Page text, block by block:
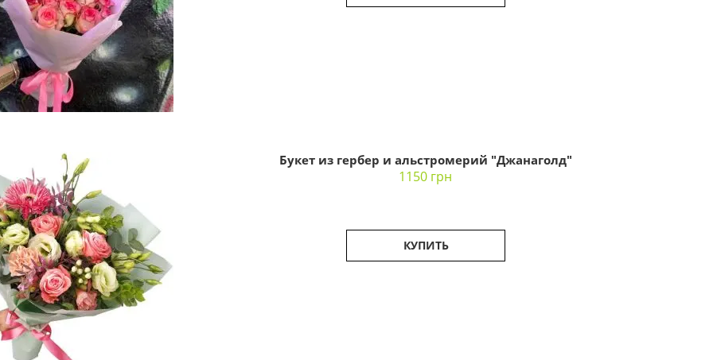
Букет из гербер и альстромерий "Джанаголд"
1150 грн
КУПИТЬ